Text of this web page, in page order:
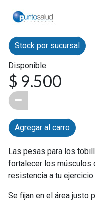
Stock por sucursal
Disponible.
$ 9.500
Agregar al carro
Las pesas para los
fortalecer los músculos
resistencia a tu ejercicio.
Se fijan en el área justo